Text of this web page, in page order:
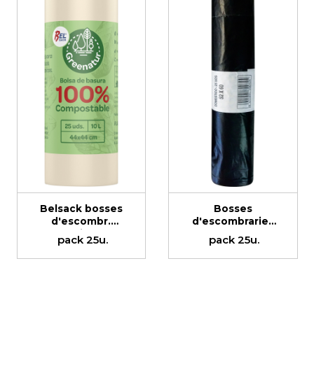
Belsack bosses
d'escombr.
beige
100%compost.g-
60 44x44cm
pack 25u.
Bosses
d'escombraries
negra g-60
52x60cm
pack 25u.